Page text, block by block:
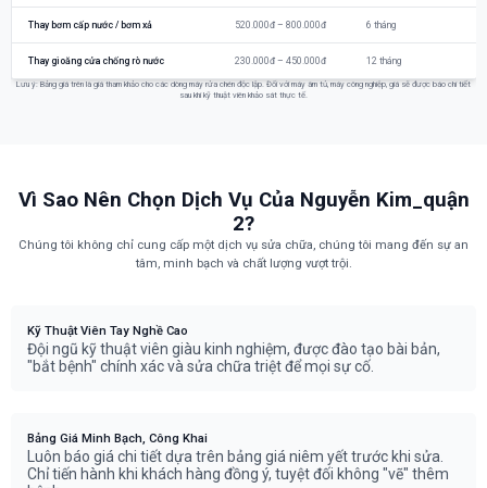
Thay bơm cấp nước / bơm xả 520.000đ – 800.000đ 6 tháng
Thay gioăng cửa chống rò nước 230.000đ – 450.000đ 12 tháng
Lưu ý: Bảng giá trên là giá tham khảo cho các dòng máy rửa chén độc lập. Đối với máy âm tủ, máy công nghiệp, giá sẽ được báo chi tiết
sau khi kỹ thuật viên khảo sát thực tế.
Vì Sao Nên Chọn Dịch Vụ Của Nguyễn Kim_quận
2?
Chúng tôi không chỉ cung cấp một dịch vụ sửa chữa, chúng tôi mang đến sự an
tâm, minh bạch và chất lượng vượt trội.
Kỹ Thuật Viên Tay Nghề Cao
Đội ngũ kỹ thuật viên giàu kinh nghiệm, được đào tạo bài bản,
"bắt bệnh" chính xác và sửa chữa triệt để mọi sự cố.
Bảng Giá Minh Bạch, Công Khai
Luôn báo giá chi tiết dựa trên bảng giá niêm yết trước khi sửa.
Chỉ tiến hành khi khách hàng đồng ý, tuyệt đối không "vẽ" thêm